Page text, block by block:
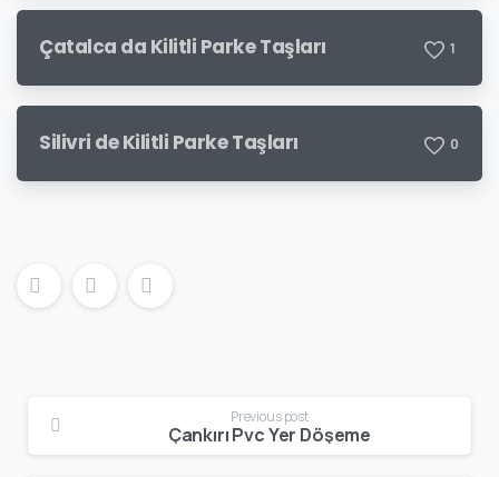
Çatalca da Kilitli Parke Taşları 1
Silivri de Kilitli Parke Taşları 0
Previous post
Çankırı Pvc Yer Döşeme